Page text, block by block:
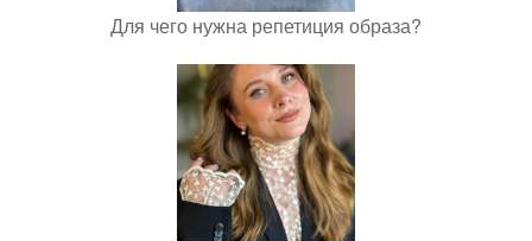
Для чего нужна репетиция образа?